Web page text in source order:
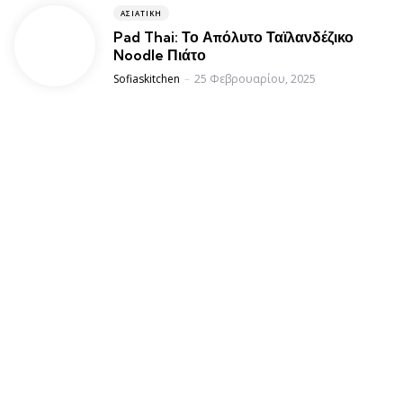
ΑΣΙΑΤΙΚΉ
Pad Thai: Το Απόλυτο Ταϊλανδέζικο
Noodle Πιάτο
Posted
Sofiaskitchen 25 Φεβρουαρίου, 2025